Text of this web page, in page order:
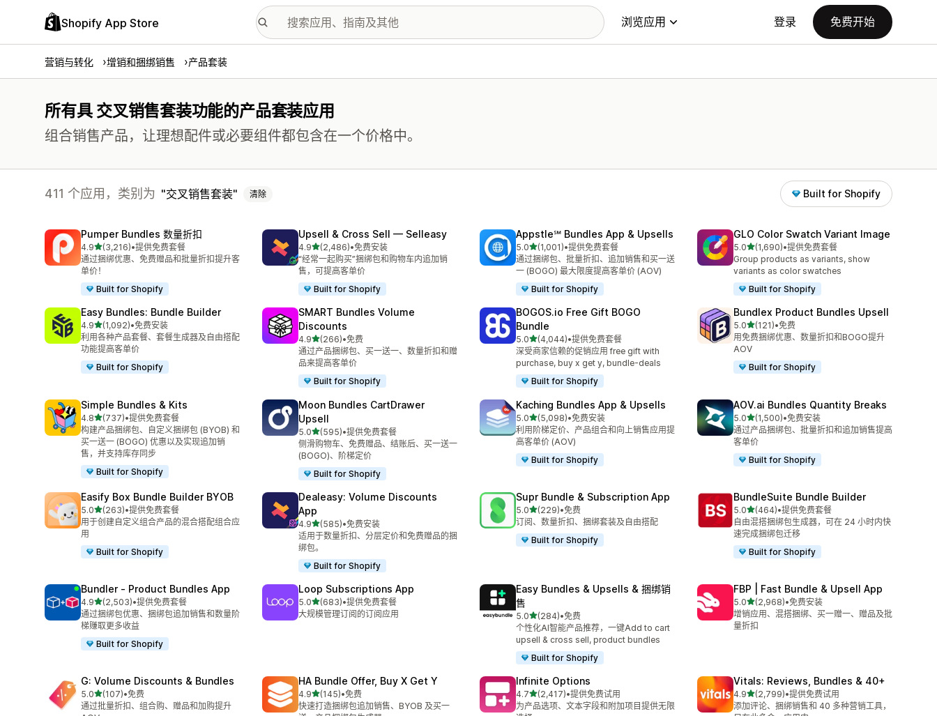
Shopify App Store 浏览应用 登录 免费开始
营销与转化 增销和捆绑销售 产品套装
所有具 交叉销售套装功能的产品套装应用
组合销售产品，让理想配件或必要组件都包含在一个价格中。
411 个应用，类别为 交叉销售套装 清除 Built for Shopify
Pumper Bundles 数量折扣
4.9星（满分 5 星）
(3,216)
总共 3216 条评论
•提供免费套餐
通过捆绑优惠、免费赠品和批量折扣提升客
单价！
Built for Shopify
Upsell & Cross Sell — Selleasy
4.9星（满分 5 星）
(2,486)
总共 2486 条评论
•免费安装
“经常一起购买”捆绑包和购物车内追加销
售，可提高客单价
Built for Shopify
Appstle℠ Bundles App & Upsells
5.0星（满分 5 星）
(1,001)
总共 1001 条评论
•提供免费套餐
通过捆绑包、批量折扣、追加销售和买一送
一 (BOGO) 最大限度提高客单价 (AOV)
Built for Shopify
GLO Color Swatch Variant Image
5.0星（满分 5 星）
(1,690)
总共 1690 条评论
•提供免费套餐
Group products as variants, show
variants as color swatches
Built for Shopify
Easy Bundles: Bundle Builder
4.9星（满分 5 星）
(1,092)
总共 1092 条评论
•免费安装
利用各种产品套餐、套餐生成器及自由搭配
功能提高客单价
Built for Shopify
SMART Bundles Volume
Discounts
4.9星（满分 5 星）
(266)
总共 266 条评论
•免费
通过产品捆绑包、买一送一、数量折扣和赠
品来提高客单价
Built for Shopify
BOGOS.io Free Gift BOGO
Bundle
5.0星（满分 5 星）
(4,044)
总共 4044 条评论
•提供免费套餐
深受商家信赖的促销应用 free gift with
purchase, buy x get y, bundle-deals
Built for Shopify
Bundlex Product Bundles Upsell
5.0星（满分 5 星）
(121)
总共 121 条评论
•免费
用免费捆绑优惠、数量折扣和BOGO提升
AOV
Built for Shopify
Simple Bundles & Kits
4.8星（满分 5 星）
(737)
总共 737 条评论
•提供免费套餐
构建产品捆绑包、自定义捆绑包 (BYOB) 和
买一送一 (BOGO) 优惠以及实现追加销
售，并支持库存同步
Built for Shopify
Moon Bundles CartDrawer
Upsell
5.0星（满分 5 星）
(595)
总共 595 条评论
•提供免费套餐
侧滑购物车、免费赠品、结账后、买一送一
(BOGO)、阶梯定价
Built for Shopify
Kaching Bundles App & Upsells
5.0星（满分 5 星）
(5,098)
总共 5098 条评论
•免费安装
利用阶梯定价、产品组合和向上销售应用提
高客单价 (AOV)
Built for Shopify
AOV.ai Bundles Quantity Breaks
5.0星（满分 5 星）
(1,500)
总共 1500 条评论
•免费安装
通过产品捆绑包、批量折扣和追加销售提高
客单价
Built for Shopify
Easify Box Bundle Builder BYOB
5.0星（满分 5 星）
(263)
总共 263 条评论
•提供免费套餐
用于创建自定义组合产品的混合搭配组合应
用
Built for Shopify
Dealeasy: Volume Discounts
App
4.9星（满分 5 星）
(585)
总共 585 条评论
•免费安装
适用于数量折扣、分层定价和免费赠品的捆
绑包。
Built for Shopify
Supr Bundle & Subscription App
5.0星（满分 5 星）
(229)
总共 229 条评论
•免费
订阅、数量折扣、捆绑套装及自由搭配
Built for Shopify
BundleSuite Bundle Builder
5.0星（满分 5 星）
(464)
总共 464 条评论
•提供免费套餐
自由混搭捆绑包生成器，可在 24 小时内快
速完成捆绑包迁移
Built for Shopify
Bundler ‑ Product Bundles App
4.9星（满分 5 星）
(2,503)
总共 2503 条评论
•提供免费套餐
通过捆绑包优惠、捆绑包追加销售和数量阶
梯赚取更多收益
Built for Shopify
Loop Subscriptions App
5.0星（满分 5 星）
(683)
总共 683 条评论
•提供免费套餐
大规模管理订阅的订阅应用
Easy Bundles & Upsells & 捆绑销
售
5.0星（满分 5 星）
(284)
总共 284 条评论
•免费
个性化AI智能产品推荐，一键Add to cart
upsell & cross sell, product bundles
Built for Shopify
FBP | Fast Bundle & Upsell App
5.0星（满分 5 星）
(2,968)
总共 2968 条评论
•免费安装
增销应用、混搭捆绑、买一赠一、赠品及批
量折扣
G: Volume Discounts & Bundles
5.0星（满分 5 星）
(107)
总共 107 条评论
•免费
通过批量折扣、组合购、赠品和加购提升
HA Bundle Offer, Buy X Get Y
4.9星（满分 5 星）
(145)
总共 145 条评论
•免费
快速打造捆绑包追加销售、BYOB 及买一
Infinite Options
4.7星（满分 5 星）
(2,417)
总共 2417 条评论
•提供免费试用
为产品选项、文本字段和附加项目提供无限
Vitals: Reviews, Bundles & 40+
4.9星（满分 5 星）
(2,799)
总共 2799 条评论
•提供免费试用
添加评论、捆绑销售和 40 多种营销工具，